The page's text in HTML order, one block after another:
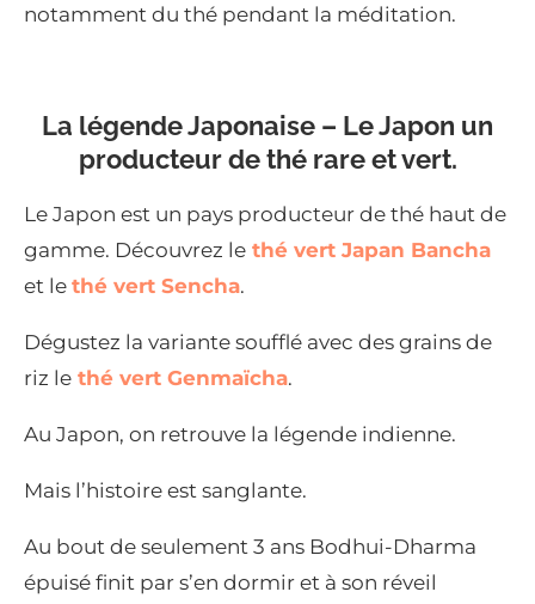
notamment du thé pendant la méditation.
La légende Japonaise – Le Japon un
producteur de thé rare et vert.
Le Japon est un pays producteur de thé haut de
gamme. Découvrez le thé vert Japan Bancha
et le thé vert Sencha.
Dégustez la variante soufflé avec des grains de
riz le thé vert Genmaïcha.
Au Japon, on retrouve la légende indienne.
Mais l’histoire est sanglante.
Au bout de seulement 3 ans Bodhui-Dharma
épuisé finit par s’en dormir et à son réveil